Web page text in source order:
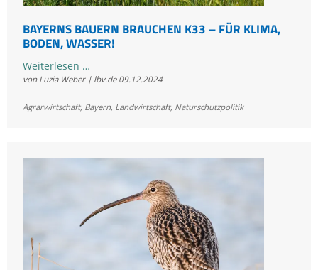
BAYERNS BAUERN BRAUCHEN K33 – FÜR KLIMA,
BODEN, WASSER!
Weiterlesen …
Bauern
K33
Wasser!
von Luzia Weber | lbv.de 09.12.2024
Agrarwirtschaft, Bayern, Landwirtschaft, Naturschutzpolitik